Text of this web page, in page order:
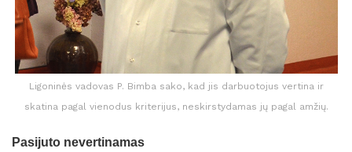
Ligoninės vadovas P. Bimba sako, kad jis darbuotojus vertina ir
skatina pagal vienodus kriterijus, neskirstydamas jų pagal amžių.
Pasijuto nevertinamas